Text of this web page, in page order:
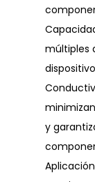
múltiples
y